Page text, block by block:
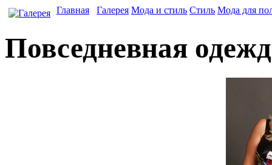
Главная Галерея Мода и стиль Стиль Мода для
Повседневная